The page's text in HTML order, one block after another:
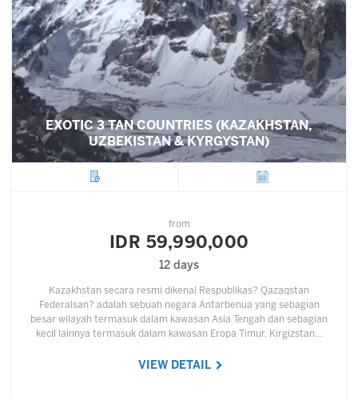
EXOTIC 3 TAN COUNTRIES (KAZAKHSTAN,
UZBEKISTAN & KYRGYSTAN)
from
IDR 59,990,000
12 days
Kazakhstan secara resmi dikenal Respublikas? Qazaqstan
Federalsan? adalah sebuah negara Antarbenua yang sebagian
besar wilayah termasuk dalam kawasan Asia Tengah dan sebagian
kecil lainnya termasuk dalam kawasan Eropa Timur. Kirgizstan…
VIEW DETAIL